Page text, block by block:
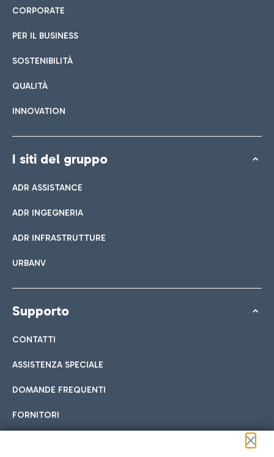
CORPORATE
PER IL BUSINESS
SOSTENIBILITÀ
QUALITÀ
INNOVATION
I siti del gruppo
ADR ASSISTANCE
ADR INGEGNERIA
ADR INFRASTRUTTURE
URBANV
Supporto
CONTATTI
ASSISTENZA SPECIALE
DOMANDE FREQUENTI
FORNITORI